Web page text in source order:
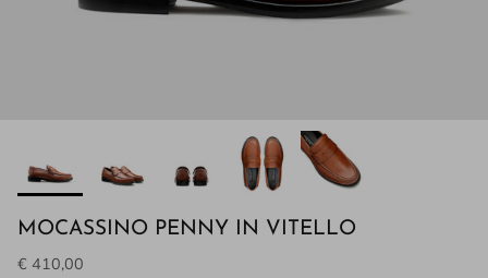
MOCASSINO PENNY IN VITELLO
€ 410,00